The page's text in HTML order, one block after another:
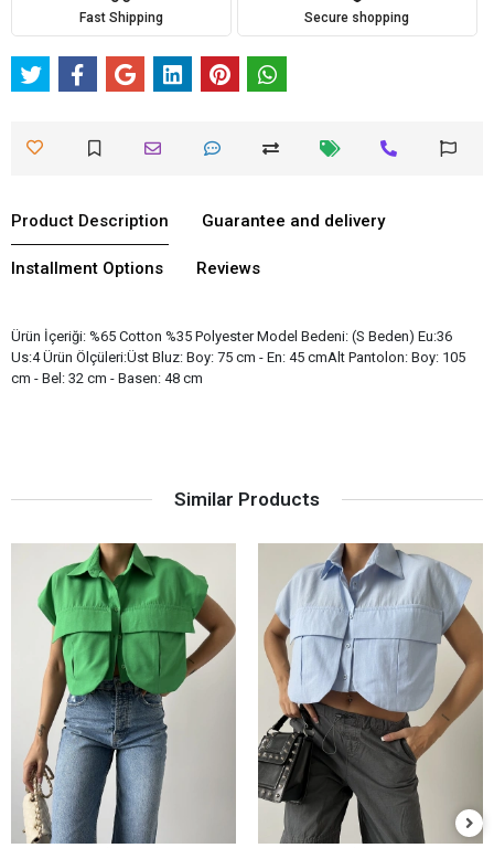
Fast Shipping Secure shopping
Product Description Guarantee and delivery
Installment Options Reviews
Ürün İçeriği: %65 Cotton %35 Polyester Model Bedeni: (S Beden) Eu:36
Us:4 Ürün Ölçüleri:Üst Bluz: Boy: 75 cm - En: 45 cmAlt Pantolon: Boy: 105
cm - Bel: 32 cm - Basen: 48 cm
Similar Products